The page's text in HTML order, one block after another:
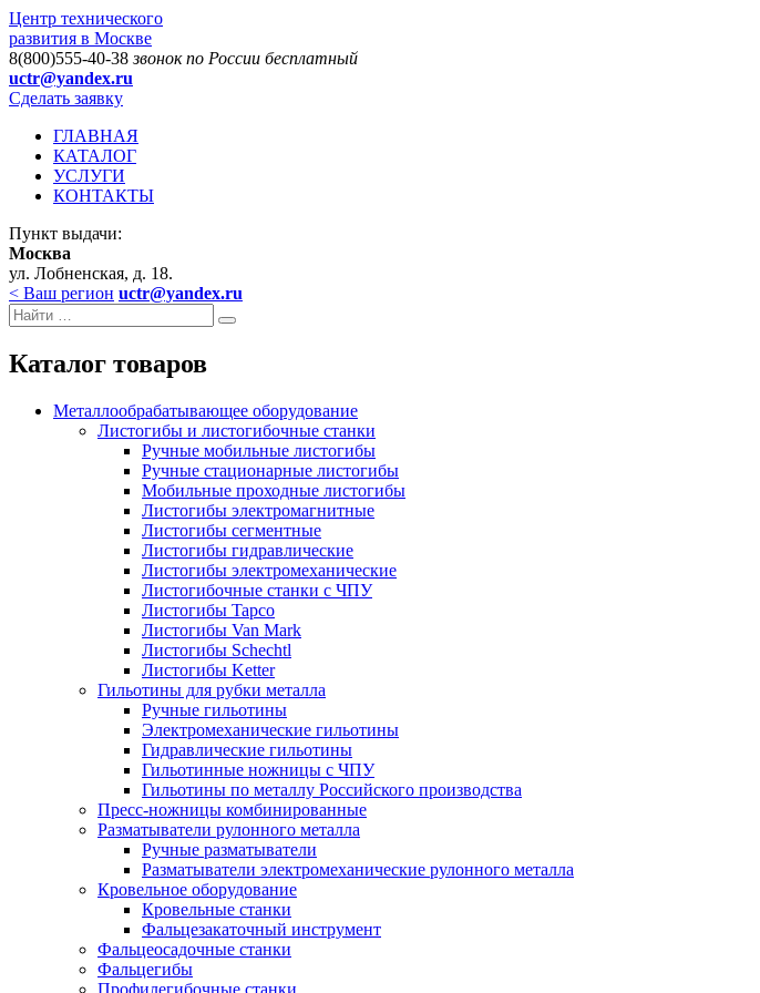
Центр технического
развития в Москве
8(800)555-40-38звонок по России бесплатный
uctr@yandex.ru
Сделать заявку
ГЛАВНАЯ
КАТАЛОГ
УСЛУГИ
КОНТАКТЫ
Пункт выдачи:
Москва
ул. Лобненская, д. 18.
< Ваш регион uctr@yandex.ru
Каталог товаров
Металлообрабатывающее оборудование
Листогибы и листогибочные станки
Ручные мобильные листогибы
Ручные стационарные листогибы
Мобильные проходные листогибы
Листогибы электромагнитные
Листогибы сегментные
Листогибы гидравлические
Листогибы электромеханические
Листогибочные станки с ЧПУ
Листогибы Tapco
Листогибы Van Mark
Листогибы Schechtl
Листогибы Ketter
Гильотины для рубки металла
Ручные гильотины
Электромеханические гильотины
Гидравлические гильотины
Гильотинные ножницы с ЧПУ
Гильотины по металлу Российского производства
Пресс-ножницы комбинированные
Разматыватели рулонного металла
Ручные разматыватели
Разматыватели электромеханические рулонного металла
Кровельное оборудование
Кровельные станки
Фальцезакаточный инструмент
Фальцеосадочные станки
Фальцегибы
Профилегибочные станки